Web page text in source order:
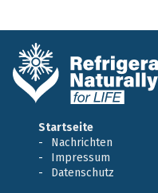
Startseite
Nachrichten
Impressum
Datenschutz